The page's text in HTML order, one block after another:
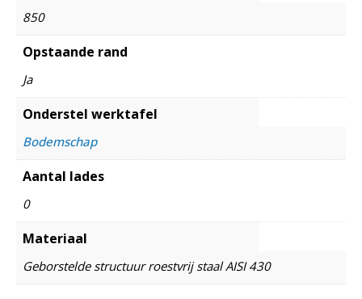
850
Opstaande rand
Ja
Onderstel werktafel
Bodemschap
Aantal lades
0
Materiaal
Geborstelde structuur roestvrij staal AISI 430